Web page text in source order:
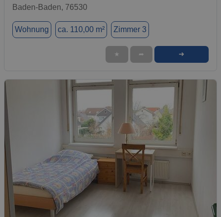
Baden-Baden, 76530
Wohnung ca. 110,00 m² Zimmer 3
★ ➦ ➜